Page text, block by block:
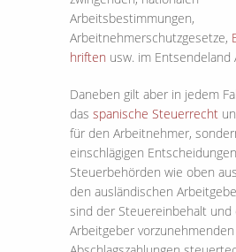
Arbeitsbestimmungen,
Arbeitnehmerschutzgesetze,
hriften usw. im Entsendeland
Daneben gilt aber in jedem
das spanische Steuerrecht
für den Arbeitnehmer,
einschlägigen
Steuerbehörden wie oben
den ausländischen
sind der Steuereinbehalt und
Arbeitgeber vorzunehmenden